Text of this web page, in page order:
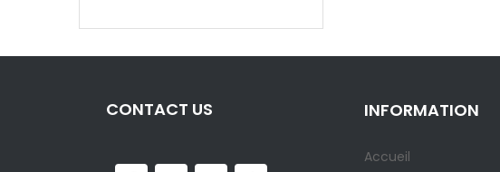
CONTACT US INFORMATION
Accueil